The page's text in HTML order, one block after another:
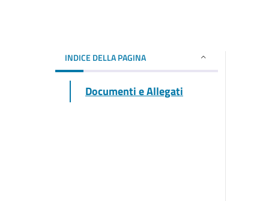
INDICE DELLA PAGINA
Documenti e Allegati